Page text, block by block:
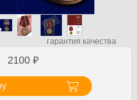
гарантия качества
2100 ₽